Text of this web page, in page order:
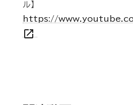
ル】
https://
open_in_new